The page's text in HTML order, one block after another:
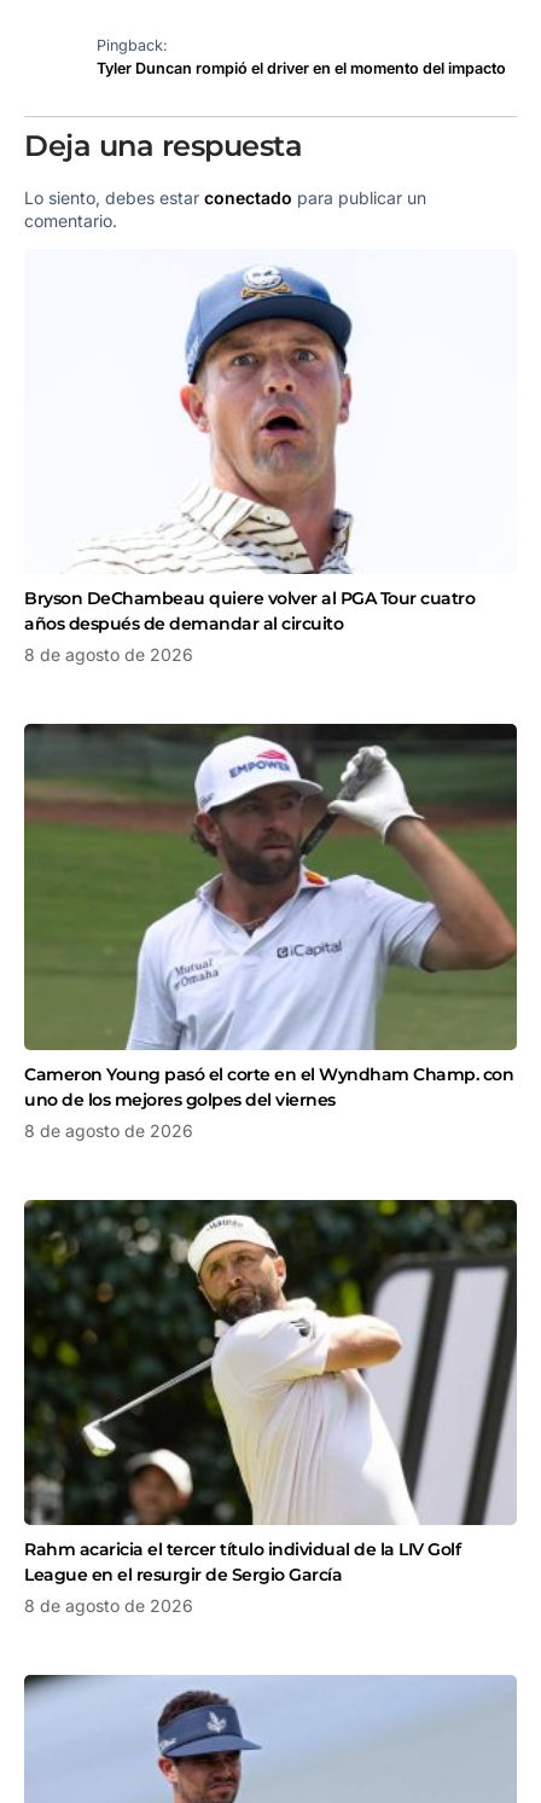
Pingback:
Tyler Duncan rompió el driver en el momento del impacto
Deja una respuesta
Lo siento, debes estar conectado para publicar un
comentario.
Bryson DeChambeau quiere volver al PGA Tour cuatro
años después de demandar al circuito
8 de agosto de 2026
Cameron Young pasó el corte en el Wyndham Champ. con
uno de los mejores golpes del viernes
8 de agosto de 2026
Rahm acaricia el tercer título individual de la LIV Golf
League en el resurgir de Sergio García
8 de agosto de 2026